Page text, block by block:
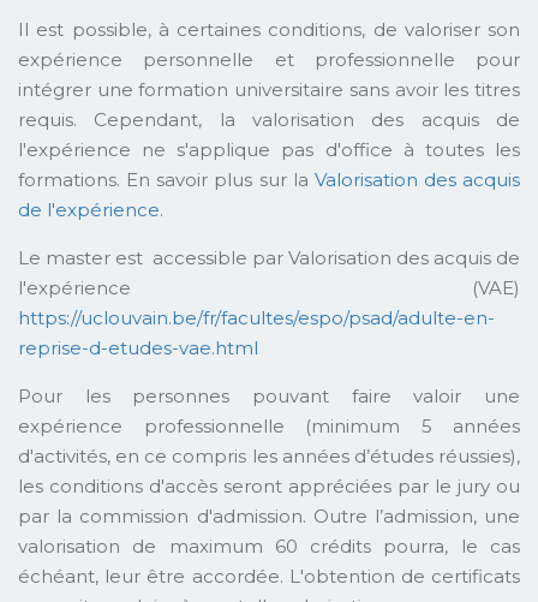
Il est possible, à certaines conditions, de valoriser son
expérience personnelle et professionnelle pour
intégrer une formation universitaire sans avoir les titres
requis. Cependant, la valorisation des acquis de
l'expérience ne s'applique pas d'office à toutes les
formations. En savoir plus sur la Valorisation des acquis
de l'expérience.
Le master est accessible par Valorisation des acquis de
l'expérience (VAE)
https://uclouvain.be/fr/facultes/espo/psad/adulte-en-
reprise-d-etudes-vae.html
Pour les personnes pouvant faire valoir une
expérience professionnelle (minimum 5 années
d'activités, en ce compris les années d’études réussies),
les conditions d'accès seront appréciées par le jury ou
par la commission d'admission. Outre l’admission, une
valorisation de maximum 60 crédits pourra, le cas
échéant, leur être accordée. L'obtention de certificats